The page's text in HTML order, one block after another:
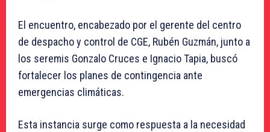
El encuentro, encabezado por el gerente del centro
de despacho y control de CGE, Rubén Guzmán, junto a
los seremis Gonzalo Cruces e Ignacio Tapia, buscó
fortalecer los planes de contingencia ante
emergencias climáticas.
Esta instancia surge como respuesta a la necesidad